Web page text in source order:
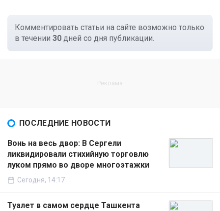
Комментировать статьи на сайте возможно только
в течении 30 дней со дня публикации.
ПОСЛЕДНИЕ НОВОСТИ
Вонь на весь двор: В Сергели
ликвидировали стихийную торговлю
луком прямо во дворе многоэтажки
Сегодня, 14:17
Туалет в самом сердце Ташкента